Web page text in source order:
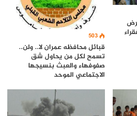
503
قبائل محافظه عمران لا.. ولن..
تسمح لكل من يحاول شق
صفوفهاء والعبث بنسيجها
الاجتماعي الموحد